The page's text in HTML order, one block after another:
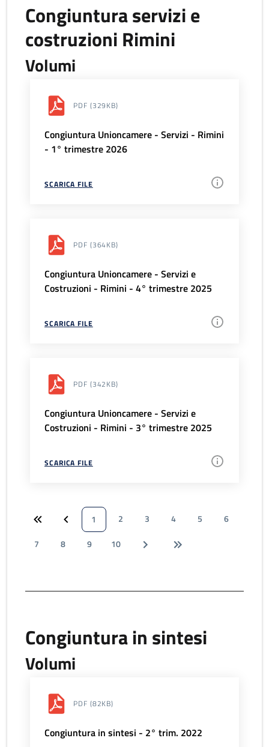
Congiuntura servizi e
costruzioni Rimini
Volumi
PDF (329KB)
Congiuntura Unioncamere - Servizi - Rimini
- 1° trimestre 2026
SCARICA FILE
PDF (364KB)
Congiuntura Unioncamere - Servizi e
Costruzioni - Rimini - 4° trimestre 2025
SCARICA FILE
PDF (342KB)
Congiuntura Unioncamere - Servizi e
Costruzioni - Rimini - 3° trimestre 2025
SCARICA FILE
1 2 3 4 5
6
7
8 9 10
Congiuntura in sintesi
Volumi
PDF (82KB)
Congiuntura in sintesi - 2° trim. 2022